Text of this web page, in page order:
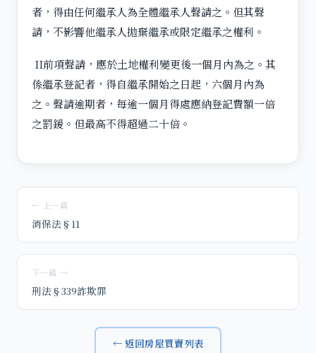
者，得由任何繼承人為全體繼承人聲請之。但其聲
請，不影響他繼承人拋棄繼承或限定繼承之權利。
II前項聲請，應於土地權利變更後一個月內為之。其
係繼承登記者，得自繼承開始之日起，六個月內為
之。聲請逾期者，每逾一個月得處應納登記費額一倍
之罰鍰。但最高不得超過二十倍。
← 上一篇
消保法§11
下一篇 →
刑法§339詐欺罪
← 返回房屋買賣列表